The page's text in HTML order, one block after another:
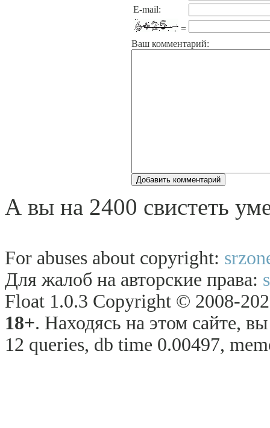
E-mail:
=
Ваш комментарий:
А вы на 2400 свистеть
For abuses about copyright:
Для жалоб на авторские права:
Float 1.0.3 Copyright © 2008-
18+. Находясь на этом сайте,
12 queries, db time 0.00497,